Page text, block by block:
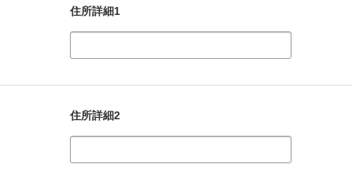
住所詳細1
住所詳細2